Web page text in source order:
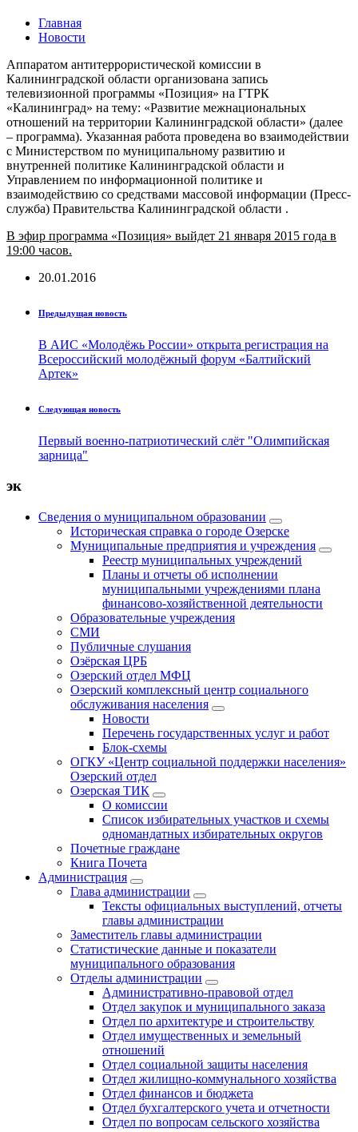
Главная
Новости
Аппаратом антитеррористической комиссии в
Калининградской области организована запись
телевизионной программы «Позиция» на ГТРК
«Калининград» на тему: «Развитие межнациональных
отношений на территории Калининградской области» (далее
– программа). Указанная работа проведена во взаимодействии
с Министерством по муниципальному развитию и
внутренней политике Калининградской области и
Управлением по информационной политике и
взаимодействию со средствами массовой информации (Пресс-
служба) Правительства Калининградской области .
В эфир программа «Позиция» выйдет 21 января 2015 года в
19:00 часов.
20.01.2016
Предыдущая новость
В АИС «Молодёжь России» открыта регистрация на
Всероссийский молодёжный форум «Балтийский
Артек»
Следующая новость
Первый военно-патриотический слёт "Олимпийская
зарница"
эк
Сведения о муниципальном образовании
Историческая справка о городе Озерске
Муниципальные предприятия и учреждения
Реестр муниципальных учреждений
Планы и отчеты об исполнении
муниципальными учреждениями плана
финансово-хозяйственной деятельности
Образовательные учреждения
СМИ
Публичные слушания
Озёрская ЦРБ
Озерский отдел МФЦ
Озерский комплексный центр социального
обслуживания населения
Новости
Перечень государственных услуг и работ
Блок-схемы
ОГКУ «Центр социальной поддержки населения»
Озерский отдел
Озерская ТИК
О комиссии
Список избирательных участков и схемы
одномандатных избирательных округов
Почетные граждане
Книга Почета
Администрация
Глава администрации
Тексты официальных выступлений, отчеты
главы администрации
Заместитель главы администрации
Статистические данные и показатели
муниципального образования
Отделы администрации
Административно-правовой отдел
Отдел закупок и муниципального заказа
Отдел по архитектуре и строительству
Отдел имущественных и земельный
отношений
Отдел социальной защиты населения
Отдел жилищно-коммунального хозяйства
Отдел финансов и бюджета
Отдел бухгалтерского учета и отчетности
Отдел по вопросам сельского хозяйства